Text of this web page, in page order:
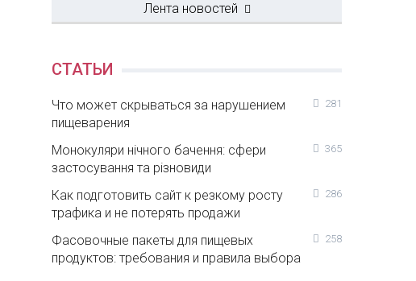
Лента новостей
СТАТЬИ
Что может скрываться за нарушением
пищеварения
281
Монокуляри нічного бачення: сфери
застосування та різновиди
365
Как подготовить сайт к резкому росту
трафика и не потерять продажи
286
Фасовочные пакеты для пищевых
продуктов: требования и правила выбора
258